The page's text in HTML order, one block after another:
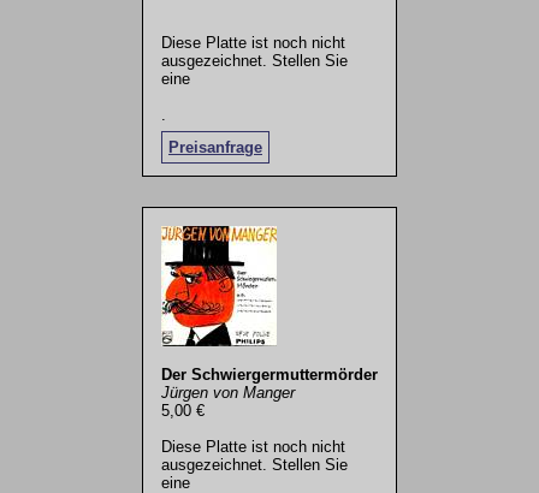
Diese Platte ist noch nicht
ausgezeichnet. Stellen Sie
eine
Preisanfrage
.
Der Schwiergermuttermörder
Jürgen von Manger
5,00 €
Diese Platte ist noch nicht
ausgezeichnet. Stellen Sie
eine